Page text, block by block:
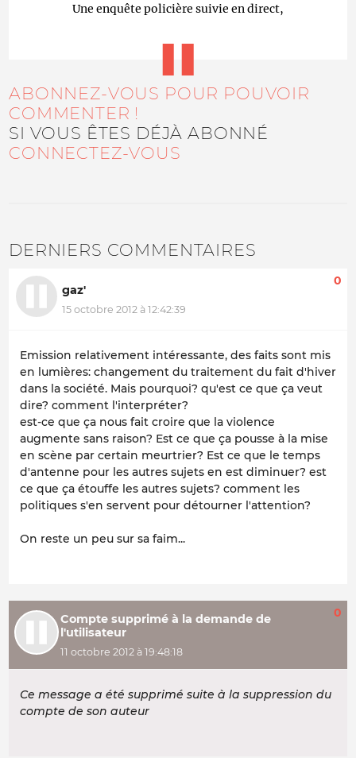
Une enquête policière suivie en direct,
ABONNEZ-VOUS POUR POUVOIR
COMMENTER !
SI VOUS ÊTES DÉJÀ ABONNÉ
CONNECTEZ-VOUS
DERNIERS COMMENTAIRES
gaz'
15 octobre 2012 à 12:42:39
0
Emission relativement intéressante, des faits sont mis
en lumières: changement du traitement du fait d'hiver
dans la société. Mais pourquoi? qu'est ce que ça veut
dire? comment l'interpréter?
est-ce que ça nous fait croire que la violence
augmente sans raison? Est ce que ça pousse à la mise
en scène par certain meurtrier? Est ce que le temps
d'antenne pour les autres sujets en est diminuer? est
ce que ça étouffe les autres sujets? comment les
politiques s'en servent pour détourner l'attention?
On reste un peu sur sa faim...
Compte supprimé à la demande de
l'utilisateur
11 octobre 2012 à 19:48:18
0
Ce message a été supprimé suite à la suppression du
compte de son auteur